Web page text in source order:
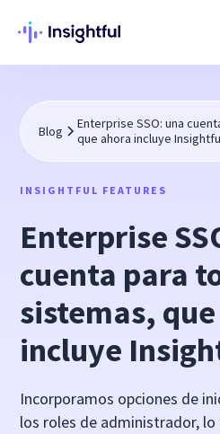
Blog
Enterprise SSO: una
que ahora incluye
INSIGHTFUL FEATURES
Enterprise
cuenta para
sistemas,
incluye
Incorporamos opciones de
los roles de administrador, lo